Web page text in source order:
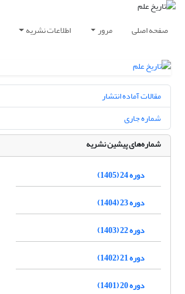
صفحه اصلی مرور اطلاعات نشریه
مقالات آماده انتشار
شماره جاری
شماره‌های پیشین نشریه
دوره 24 (1405)
دوره 23 (1404)
دوره 22 (1403)
دوره 21 (1402)
دوره 20 (1401)